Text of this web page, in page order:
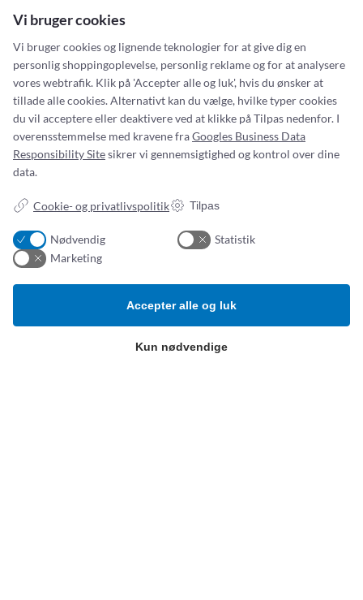
S117.PK.L – One Year Multipurpose Patient
S117.250.PK.L – One Year Multipurpose Patient with
OMNI® 2
Addresse: Om os
Kontakt os
ESG-rapport
Vi bruger cookies
Vi bruger cookies og lignende teknologier for at give dig en
personlig shoppingoplevelse, personlig reklame og for at analysere
vores webtrafik. Klik på 'Accepter alle og luk', hvis du ønsker at
tillade alle cookies. Alternativt kan du vælge, hvilke typer cookies
du vil acceptere eller deaktivere ved at klikke på Tilpas nedenfor. I
overensstemmelse med kravene fraGoogles Business Data
Responsibility Sitesikrer vi gennemsigtighed og kontrol over dine
data.
Cookie- og privatlivspolitik Tilpas
Nødvendig
Statistik
Marketing
Kun nødvendige
Accepter alle og luk